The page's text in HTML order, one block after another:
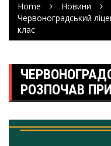
Home
Новини
Червоноградський
клас
РОЗПОЧАВ